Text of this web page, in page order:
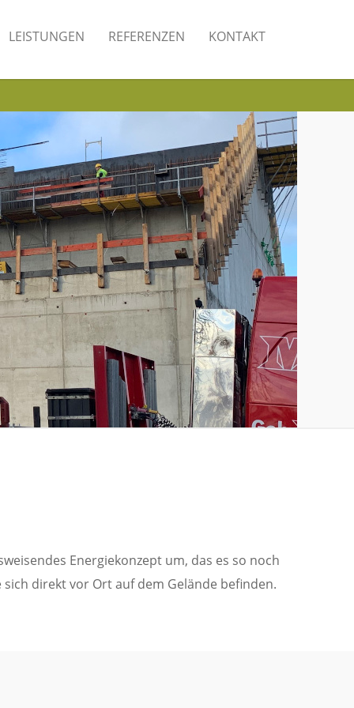
LEISTUNGEN REFERENZEN KONTAKT
Energiekonzept um, das es so noch
direkt vor Ort auf dem Gelände befinden.